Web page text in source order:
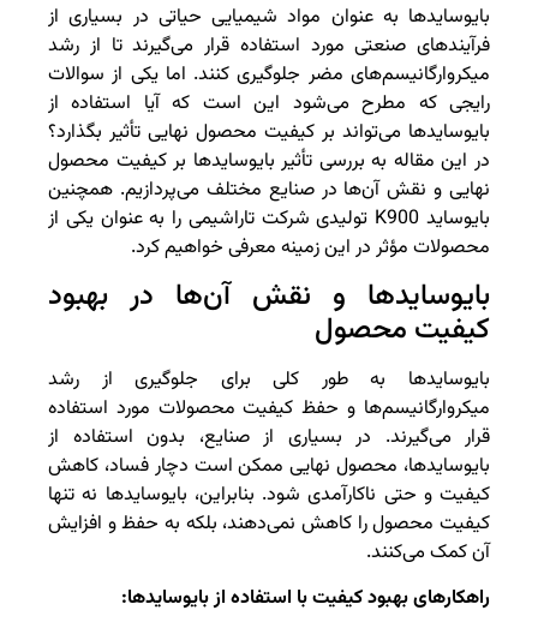
بایوسایدها به عنوان مواد شیمیایی حیاتی در بسیاری از
فرآیندهای صنعتی مورد استفاده قرار می‌گیرند تا از رشد
میکروارگانیسم‌های مضر جلوگیری کنند. اما یکی از سوالات
رایجی که مطرح می‌شود این است که آیا استفاده از
بایوسایدها می‌تواند بر کیفیت محصول نهایی تأثیر بگذارد؟
در این مقاله به بررسی تأثیر بایوسایدها بر کیفیت محصول
نهایی و نقش آن‌ها در صنایع مختلف می‌پردازیم. همچنین
بایوساید K900 تولیدی شرکت تاراشیمی را به عنوان یکی از
محصولات مؤثر در این زمینه معرفی خواهیم کرد.
بایوسایدها و نقش آن‌ها در بهبود
کیفیت محصول
بایوسایدها به طور کلی برای جلوگیری از رشد
میکروارگانیسم‌ها و حفظ کیفیت محصولات مورد استفاده
قرار می‌گیرند. در بسیاری از صنایع، بدون استفاده از
بایوسایدها، محصول نهایی ممکن است دچار فساد، کاهش
کیفیت و حتی ناکارآمدی شود. بنابراین، بایوسایدها نه تنها
کیفیت محصول را کاهش نمی‌دهند، بلکه به حفظ و افزایش
آن کمک می‌کنند.
راهکارهای بهبود کیفیت با استفاده از بایوسایدها: